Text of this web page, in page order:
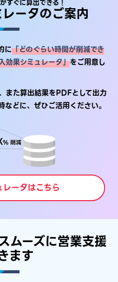
ータの​ご案内​​
に「どのぐらい時間が削減でき
効果シミュレータ」をご用意し
また算出結果をPDFとして出力
などに、ぜひご活用ください。​
ータはこちら
ムーズに​営業支援
ます​​